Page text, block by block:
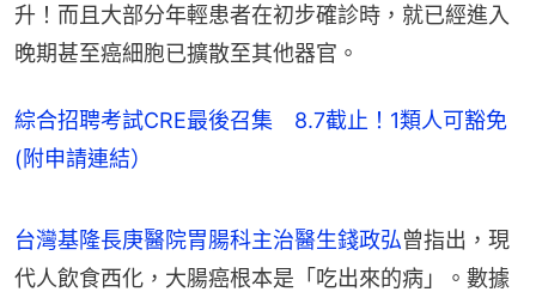
升！而且大部分年輕患者在初步確診時，就已經進入
晚期甚至癌細胞已擴散至其他器官。
綜合招聘考試CRE最後召集 8.7截止！1類人可豁免
(附申請連結）
台灣基隆長庚醫院胃腸科主治醫生錢政弘曾指出，現
代人飲食西化，大腸癌根本是「吃出來的病」。數據